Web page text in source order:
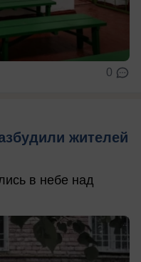
0
жителей
в небе над